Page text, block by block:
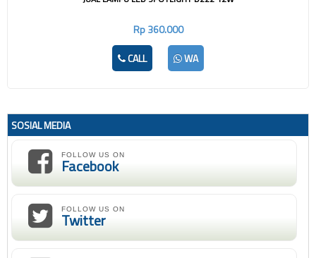
Rp 360.000
CALL
WA
SOSIAL MEDIA
FOLLOW US ON
Facebook
FOLLOW US ON
Twitter